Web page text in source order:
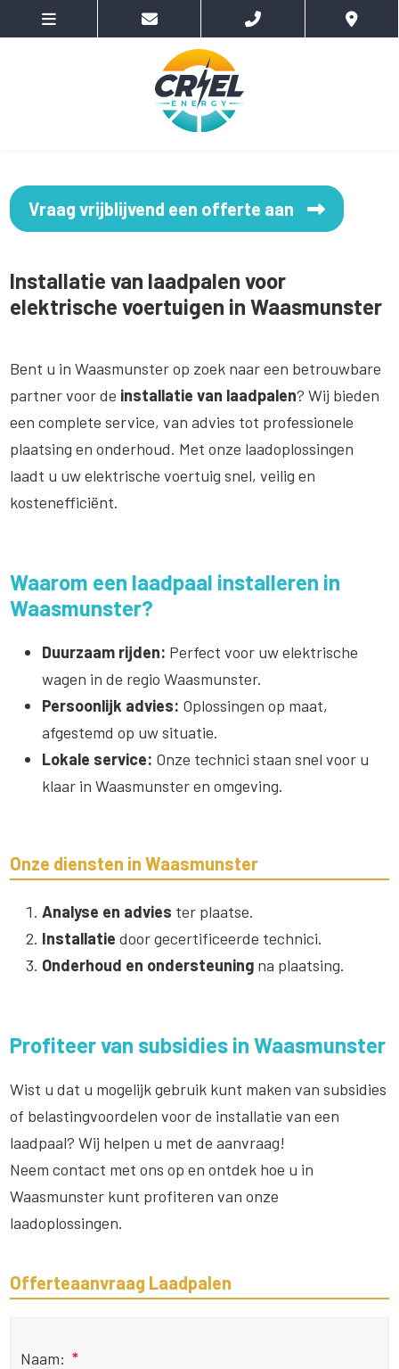
Vraag vrijblijvend een offerte aan
Installatie van laadpalen voor
elektrische voertuigen in Waasmunster
Bent u in Waasmunster op zoek naar een betrouwbare
partner voor de installatie van laadpalen? Wij bieden
een complete service, van advies tot professionele
plaatsing en onderhoud. Met onze laadoplossingen
laadt u uw elektrische voertuig snel, veilig en
kostenefficiënt.
Waarom een laadpaal installeren in
Waasmunster?
Duurzaam rijden: Perfect voor uw elektrische
wagen in de regio Waasmunster.
Persoonlijk advies: Oplossingen op maat,
afgestemd op uw situatie.
Lokale service: Onze technici staan snel voor u
klaar in Waasmunster en omgeving.
Onze diensten in Waasmunster
Analyse en advies ter plaatse.
Installatie door gecertificeerde technici.
Onderhoud en ondersteuning na plaatsing.
Profiteer van subsidies in Waasmunster
Wist u dat u mogelijk gebruik kunt maken van subsidies
of belastingvoordelen voor de installatie van een
laadpaal? Wij helpen u met de aanvraag!
Neem contact met ons op en ontdek hoe u in
Waasmunster kunt profiteren van onze
laadoplossingen.
Offerteaanvraag Laadpalen
Naam: *